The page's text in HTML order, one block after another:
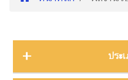
ประ